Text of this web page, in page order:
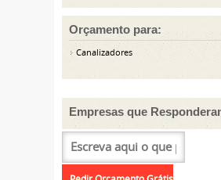
Orçamento para:
Canalizadores
Empresas que